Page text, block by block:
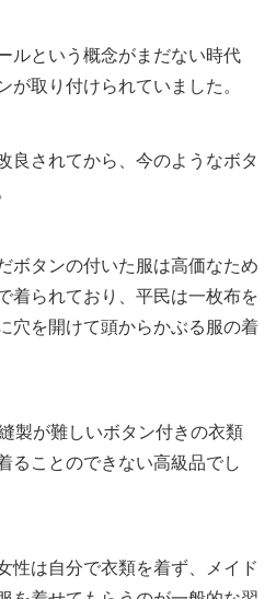
ルという概念がまだない時代
が取り付けられていました。
良されてから、今のようなボタ
ボタンの付いた服は高価なため
着られており、平民は一枚布を
穴を開けて頭からかぶる服の着
製が難しいボタン付きの衣類
ることのできない高級品でし
性は自分で衣類を着ず、メイド